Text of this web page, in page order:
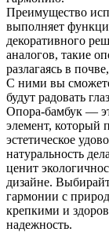
Преимущество
выполняет
декоративного
аналогов, такие
разлагаясь в
С ними вы
будут радовать
Опора-бамбук —
элемент, который
эстетическое
натуральность
ценит
дизайне.
гармонии с
крепкими и
надежность.